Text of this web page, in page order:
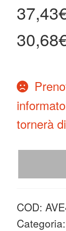
37,43
30,68
tornerà
COD:
Categoria: